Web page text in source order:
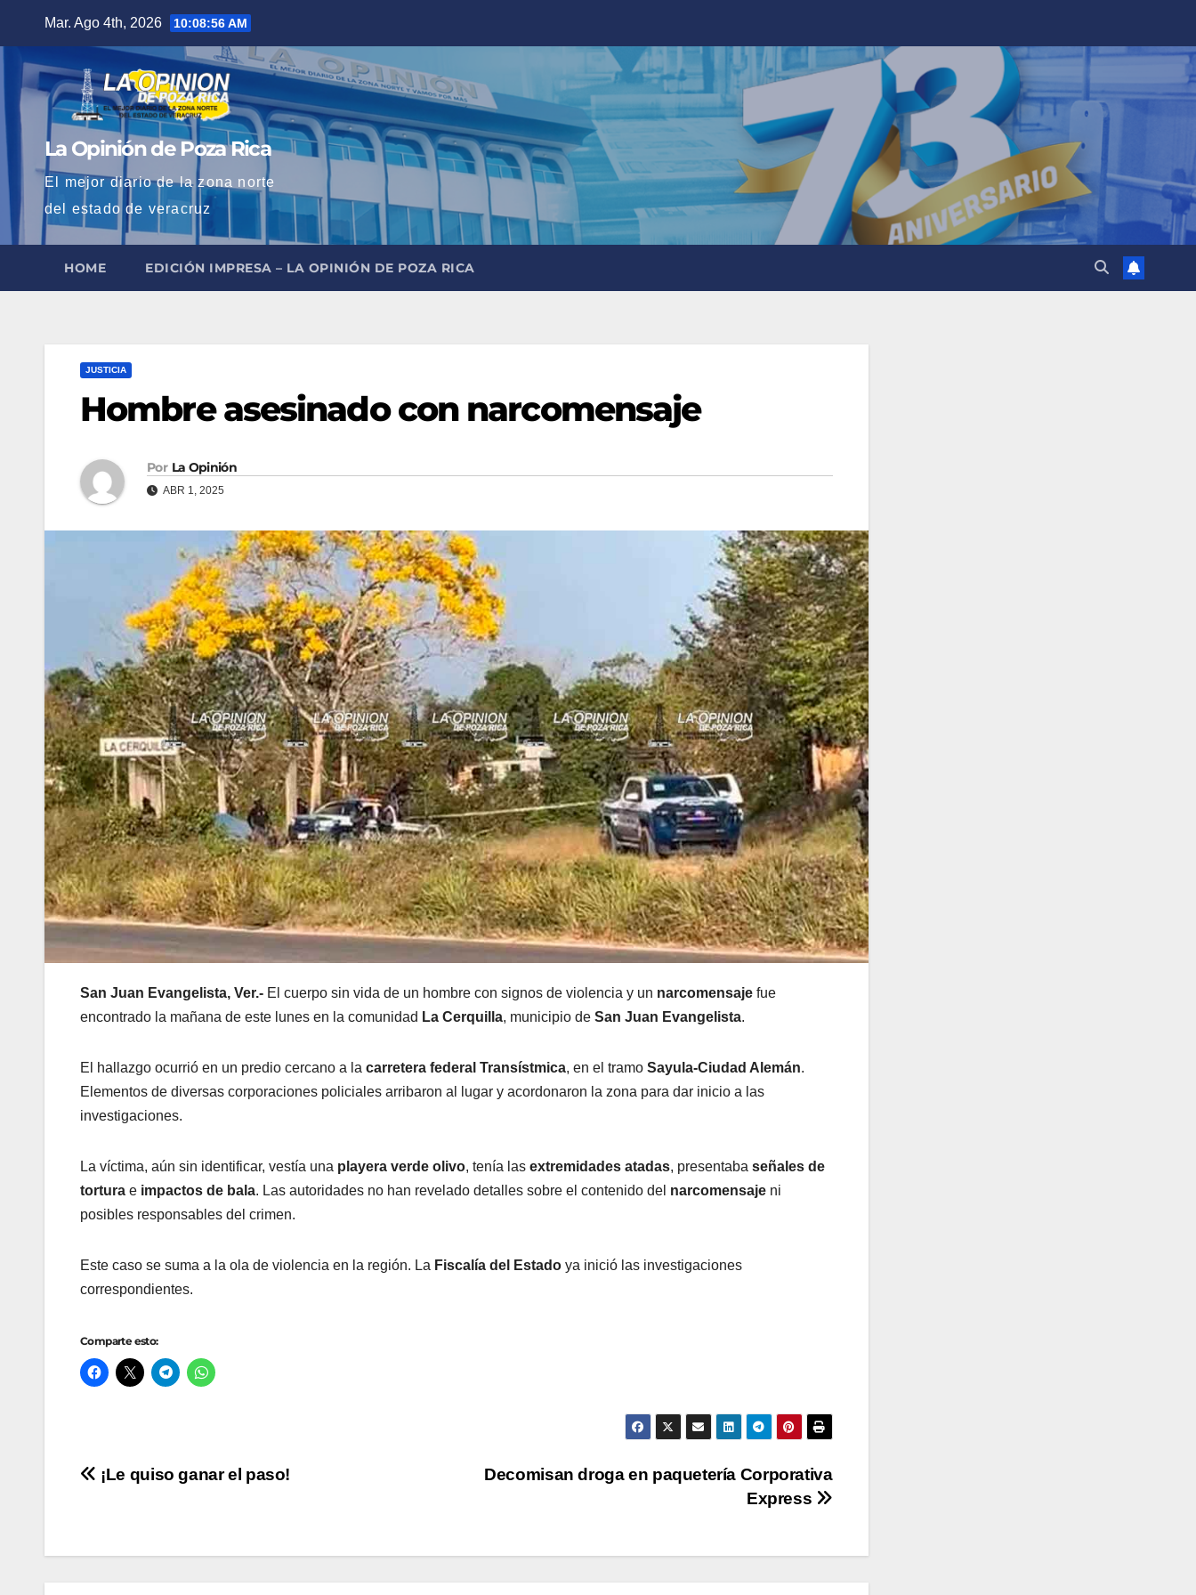
contenido
Mar. Ago 4th, 2026 10:08:57 AM
La Opinión de Poza Rica
El mejor diario de la zona norte
del estado de veracruz
HOME EDICIÓN IMPRESA – LA OPINIÓN DE POZA RICA
JUSTICIA
Hombre asesinado con narcomensaje
Por La Opinión
ABR 1, 2025
San Juan Evangelista, Ver.- El cuerpo sin vida de un hombre con signos de violencia y un narcomensaje fue
encontrado la mañana de este lunes en la comunidad La Cerquilla, municipio de San Juan Evangelista.
El hallazgo ocurrió en un predio cercano a la carretera federal Transístmica, en el tramo Sayula-Ciudad Alemán.
Elementos de diversas corporaciones policiales arribaron al lugar y acordonaron la zona para dar inicio a las
investigaciones.
La víctima, aún sin identificar, vestía una playera verde olivo, tenía las extremidades atadas, presentaba señales de
tortura e impactos de bala. Las autoridades no han revelado detalles sobre el contenido del narcomensaje ni
posibles responsables del crimen.
Este caso se suma a la ola de violencia en la región. La Fiscalía del Estado ya inició las investigaciones
correspondientes.
Comparte esto:
Navegación
entradas
Decomisan droga en paquetería Corporativa
Express
¡Le quiso ganar el paso!